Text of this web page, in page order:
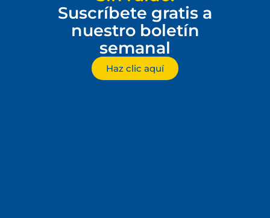
Suscríbete gratis a
nuestro boletín
semanal
Haz clic aquí